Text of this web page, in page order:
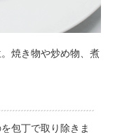
焼き物や炒め物、煮
包丁で取り除きま